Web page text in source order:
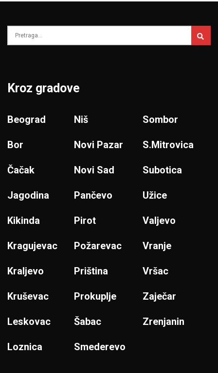
Kroz gradove
Beograd
Bor
Čačak
Jagodina
Kikinda
Kragujevac
Kraljevo
Kruševac
Leskovac
Loznica
Niš
Novi Pazar
Novi Sad
Pančevo
Pirot
Požarevac
Priština
Prokuplje
Šabac
Smederevo
Sombor
S.Mitrovica
Subotica
Užice
Valjevo
Vranje
Vršac
Zaječar
Zrenjanin